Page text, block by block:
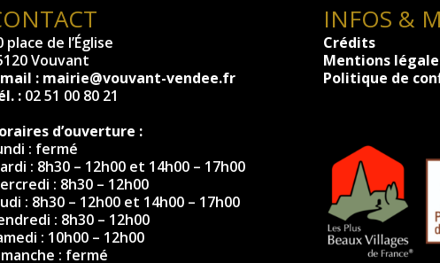
place de l’Église
Vouvant
: mairie@vouvant-vendee.fr
:02 51 00 80 21
d’ouverture :
: fermé
: 8h30 – 12h00 et 14h00 – 17h00
: 8h30 – 12h00
: 8h30 – 12h00 et 14h00 – 17h00
: 8h30 – 12h00
: 10h00 – 12h00
: fermé
INFOS &
Crédits
Mentions
Politique de